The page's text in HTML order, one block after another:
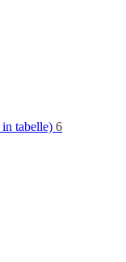
tabelle) 6